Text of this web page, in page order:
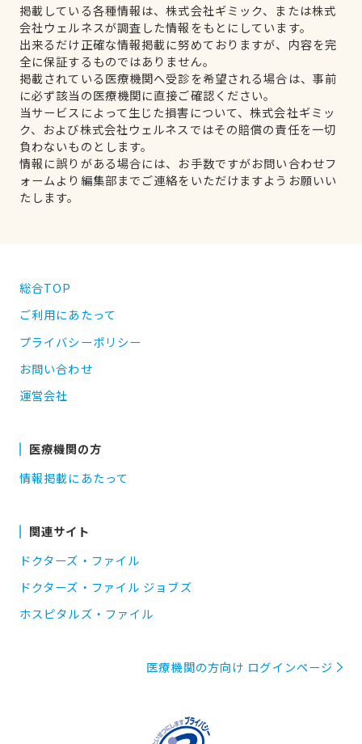
掲載している各種情報は、株式会社ギミック、または株式
会社ウェルネスが調査した情報をもとにしています。
出来るだけ正確な情報掲載に努めておりますが、内容を完
全に保証するものではありません。
掲載されている医療機関へ受診を希望される場合は、事前
に必ず該当の医療機関に直接ご確認ください。
当サービスによって生じた損害について、株式会社ギミッ
ク、および株式会社ウェルネスではその賠償の責任を一切
負わないものとします。
情報に誤りがある場合には、お手数ですがお問い合わせフ
ォームより編集部までご連絡をいただけますようお願いい
たします。
総合TOP
ご利用にあたって
プライバシーポリシー
お問い合わせ
運営会社
医療機関の方
情報掲載にあたって
関連サイト
ドクターズ・ファイル
ドクターズ・ファイル ジョブズ
ホスピタルズ・ファイル
医療機関の方向け ログインページ